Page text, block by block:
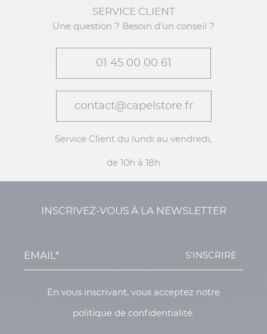
SERVICE CLIENT
Une question ? Besoin d'un conseil ?
01 45 00 00 61
contact@capelstore.fr
Service Client du lundi au vendredi,
de 10h à 18h
INSCRIVEZ-VOUS À LA NEWSLETTER
S'INSCRIRE
En vous inscrivant, vous acceptez notre
politique de confidentialité.